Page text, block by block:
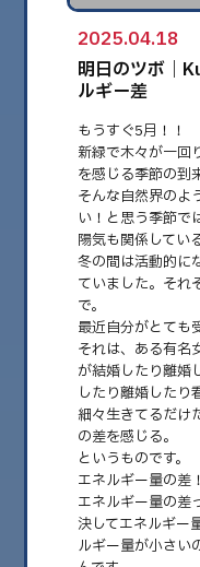
美容
2025.04.18
明日のツボ｜
ー差
もうすぐ5月！！ 新緑で木
2025.04.18
明日のツボ｜
ルギー差
もうすぐ5月！！
新緑で木々が一回
を感じる季節の到
そんな自然界のよ
い！と思う季節で
陽気も関係してい
冬の間は活動的に
ていました。それ
で。
最近自分がとても
それは、ある有名
が結婚したり離婚
したり離婚したり
細々生きてるだけ
の差を感じる。
というものです。
エネルギー量の差！
エネルギー量の差
決してエネルギー
ルギー量が小さい